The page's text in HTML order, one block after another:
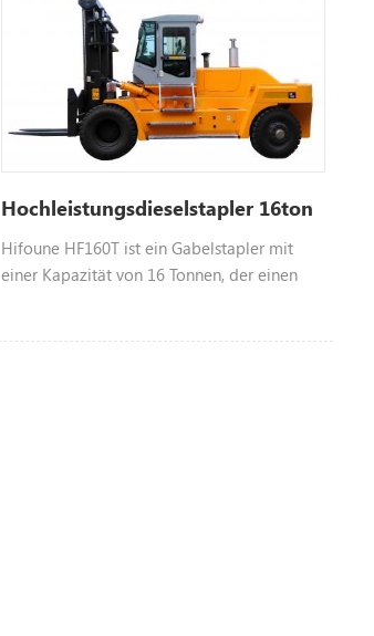
Hochleistungsdieselstapler 16ton
Hifoune HF160T ist ein Gabelstapler mit
einer Kapazität von 16 Tonnen, der einen